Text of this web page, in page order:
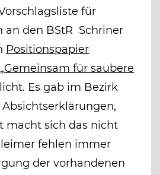
für
an den BStR Schriner
Positionspapier
für saubere
Es gab im Bezirk
macht sich das nicht
fehlen immer
der vorhandenen